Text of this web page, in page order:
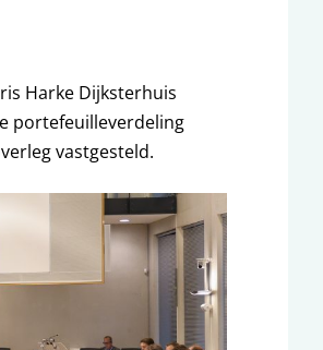
Harke Dijksterhuis
portefeuilleverdeling
vastgesteld.